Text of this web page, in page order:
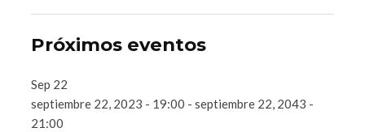
Próximos eventos
Sep 22
septiembre 22, 2023 - 19:00 - septiembre 22, 2043 -
21:00